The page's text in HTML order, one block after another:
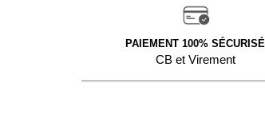
PAIEMENT 100% SÉCURISÉ
CB et Virement